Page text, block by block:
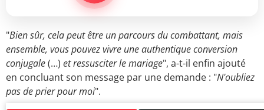
"Bien sûr, cela peut être un parcours du combattant, mais
ensemble, vous pouvez vivre une authentique conversion
conjugale(…) et ressusciter le mariage", a-t-il enfin ajouté
en concluant son message par une demande : "N'oubliez
pas de prier pour moi".